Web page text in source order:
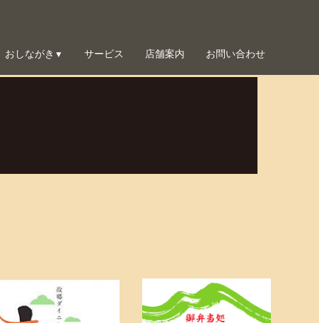
おしながき ▼ サービス 店舗案内 お問い合わせ